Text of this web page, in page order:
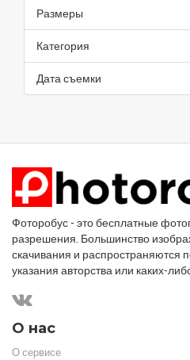
Размеры
Категория
Дата съемки
Фоторобус - это бесплатные
разрешения. Большинство
скачивания и распространяются
указания авторства или каких-
О нас
О сервисе